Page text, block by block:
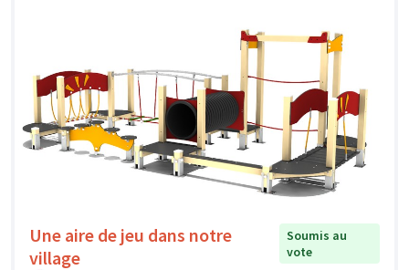
Une aire de jeu dans notre
village
Soumis au
vote